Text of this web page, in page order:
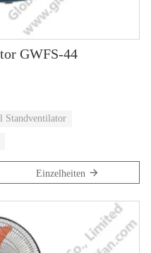
GWFS-44
Standventilator
Einzelheiten